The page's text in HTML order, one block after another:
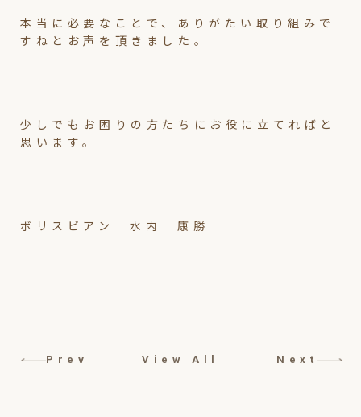
本当に必要なことで、ありがたい取り組みで
すねとお声を頂きました。
少しでもお困りの方たちにお役に立てればと
思います。
ボリスビアン 水内 康勝
Prev View All Next